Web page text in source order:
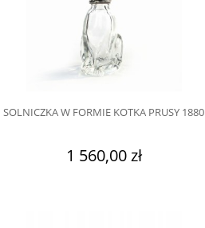
SOLNICZKA W FORMIE KOTKA PRUSY 1880
1 560,00 zł